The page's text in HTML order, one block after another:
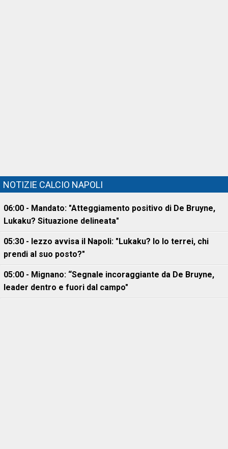
NOTIZIE CALCIO NAPOLI
06:00 - Mandato: "Atteggiamento positivo di De Bruyne,
Lukaku? Situazione delineata"
05:30 - Iezzo avvisa il Napoli: "Lukaku? Io lo terrei, chi
prendi al suo posto?"
05:00 - Mignano: “Segnale incoraggiante da De Bruyne,
leader dentro e fuori dal campo"